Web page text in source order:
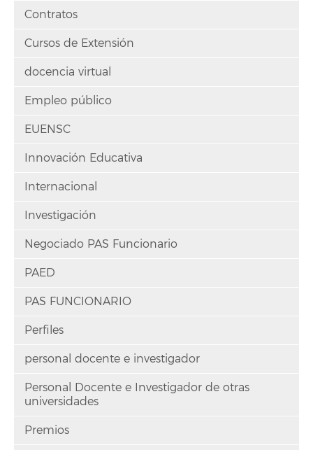
Contratos
Cursos de Extensión
docencia virtual
Empleo público
EUENSC
Innovación Educativa
Internacional
Investigación
Negociado PAS Funcionario
PAED
PAS FUNCIONARIO
Perfiles
personal docente e investigador
Personal Docente e Investigador de otras
universidades
Premios